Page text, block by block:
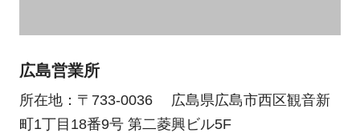
広島営業所
所在地：〒733-0036 広島県広島市西区観音新
町1丁目18番9号 第二菱興ビル5F